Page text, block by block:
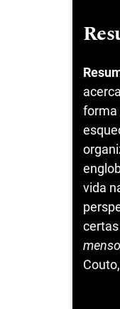
forma
vida